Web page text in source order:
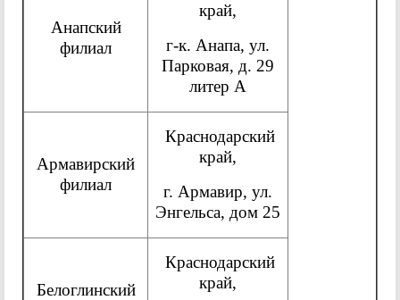
Анапский
филиал
край,
г-к. Анапа, ул.
Парковая, д. 29
литер А
Армавирский
филиал
Краснодарский
край,
г. Армавир, ул.
Энгельса, дом 25
Белоглинский
Краснодарский
край,